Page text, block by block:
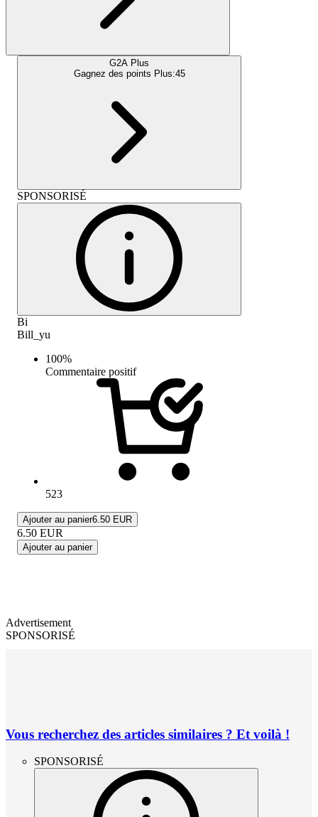
G2A Plus
Gagnez des points Plus:45
SPONSORISÉ
Bi
Bill_yu
100%
Commentaire positif
523
Ajouter au panier6.50 EUR
6.50 EUR
Ajouter au panier
Advertisement
SPONSORISÉ
Vous recherchez des articles similaires ? Et voilà !
SPONSORISÉ